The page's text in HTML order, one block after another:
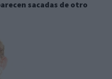
sacadas de otro